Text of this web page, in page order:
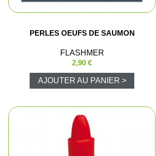
Veste de balltrap
Pantalons et shorts
Gilets
T-shirts, polos et chemises
Casquettes
PERLES OEUFS DE SAUMON
FLASHMER
2,90 €
AJOUTER AU PANIER >